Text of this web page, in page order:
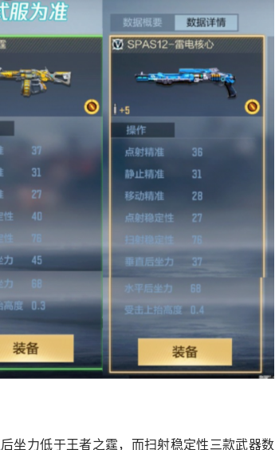
坐力低于王者之霆，而扫射稳定性三款武器数